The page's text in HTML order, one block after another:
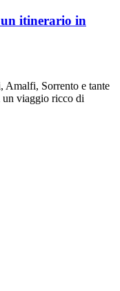
itinerario in
Amalfi, Sorrento e tante
un viaggio ricco di